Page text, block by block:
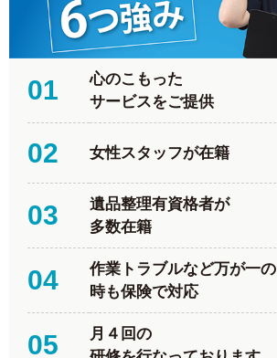
01
心のこもった
サービスをご提供
02 女性スタッフが在籍
03
遺品整理有資格者が
多数在籍
04
作業トラブルなど万が一の
時も保険で対応
05
月４回の